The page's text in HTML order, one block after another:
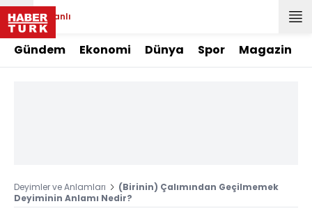
Canlı
Gündem Ekonomi Dünya Spor Magazin
Deyimler ve Anlamları
(Birinin) Çalımından Geçilmemek
Deyiminin Anlamı Nedir?